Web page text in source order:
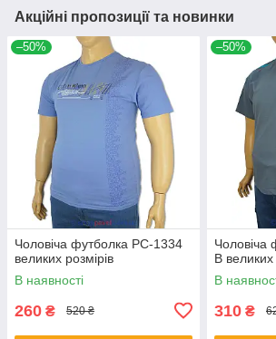
Акційні пропозиції та новинки
–50%
Чоловіча футболка PC-1334
великих розмірів
В наявності
260 ₴ 520 ₴
–50%
Чоловіча
B великих
В
310 ₴